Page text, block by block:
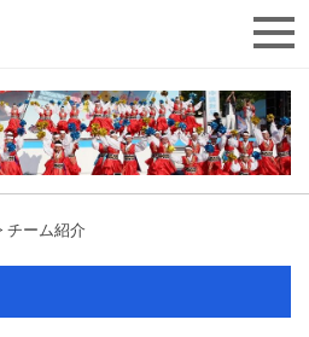
チーム紹介